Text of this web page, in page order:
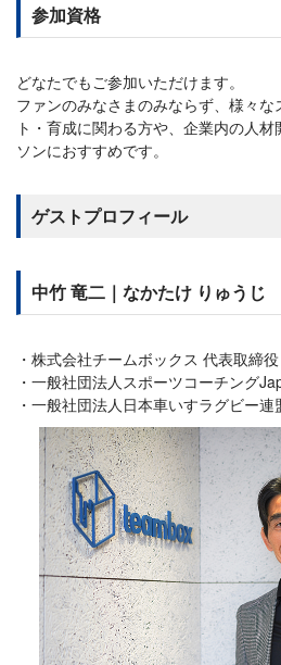
参加資格
どなたでもご参加いただけます。
ファンのみなさまのみならず、様々
ト・育成に関わる方や、企業内の人
ソンにおすすめです。
ゲストプロフィール
中竹 竜二｜なかたけ りゅうじ
株式会社チームボックス 代表取締役
一般社団法人スポーツコーチング
一般社団法人日本車いすラグビー連